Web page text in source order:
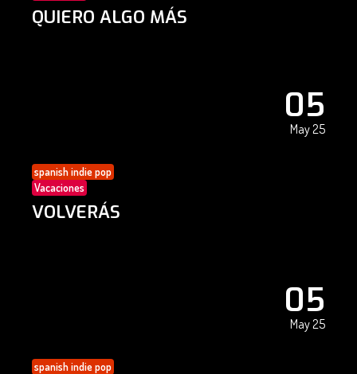
QUIERO ALGO MÁS
05
May 25
spanish indie pop
Vacaciones
VOLVERÁS
05
May 25
spanish indie pop